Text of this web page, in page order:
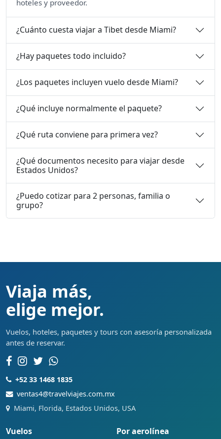
hoteles y proveedor.
¿Cuánto cuesta viajar a Tibet desde Miami?
¿Hay paquetes todo incluido?
¿Los paquetes incluyen vuelo desde Miami?
¿Qué incluye normalmente el paquete?
¿Qué ruta conviene para primera vez?
¿Qué documentos necesito para viajar desde
Estados Unidos?
¿Puedo cotizar para 2 personas, familia o
grupo?
Viaja más,
elige mejor.
Vuelos, hoteles, paquetes y tours con asesoría personalizada
antes de reservar.
+52 33 1468 1835
ventas4@travelviajes.com.mx
Miami, Florida, Estados Unidos, USA
Vuelos Por aerolínea